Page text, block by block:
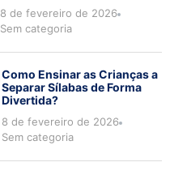
8 de fevereiro de 2026
Sem categoria
Como Ensinar as Crianças a
Separar Sílabas de Forma
Divertida?
8 de fevereiro de 2026
Sem categoria